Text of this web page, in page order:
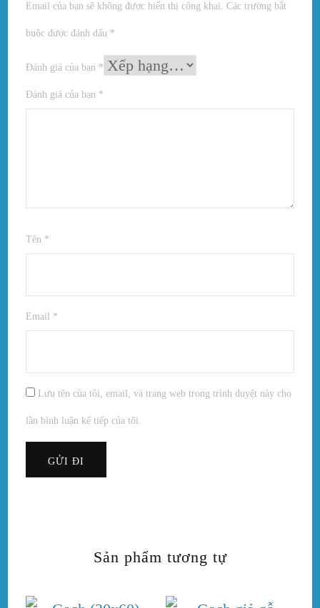
Email của bạn sẽ không được hiển thị công khai. Các trường bắt
buộc được đánh dấu *
Đánh giá của bạn *
Đánh giá của bạn *
Tên *
Email *
Lưu tên của tôi, email, và trang web trong trình duyệt này cho
lần bình luận kế tiếp của tôi.
Sản phẩm tương tự